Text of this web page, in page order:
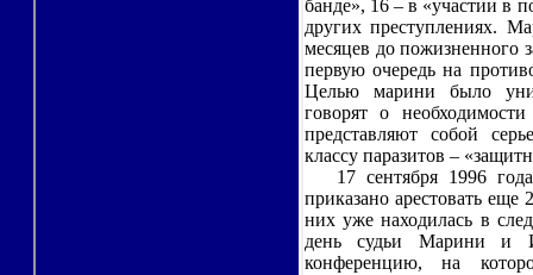
банде», 16 – в «участии в
других преступлениях.
месяцев до пожизненного
первую очередь на
Целью марини было
говорят о
представляют собой
классу паразитов –
17 сентября 1996
приказано арестовать еще
них уже находилась в
день судьи Марини и
конференцию, на